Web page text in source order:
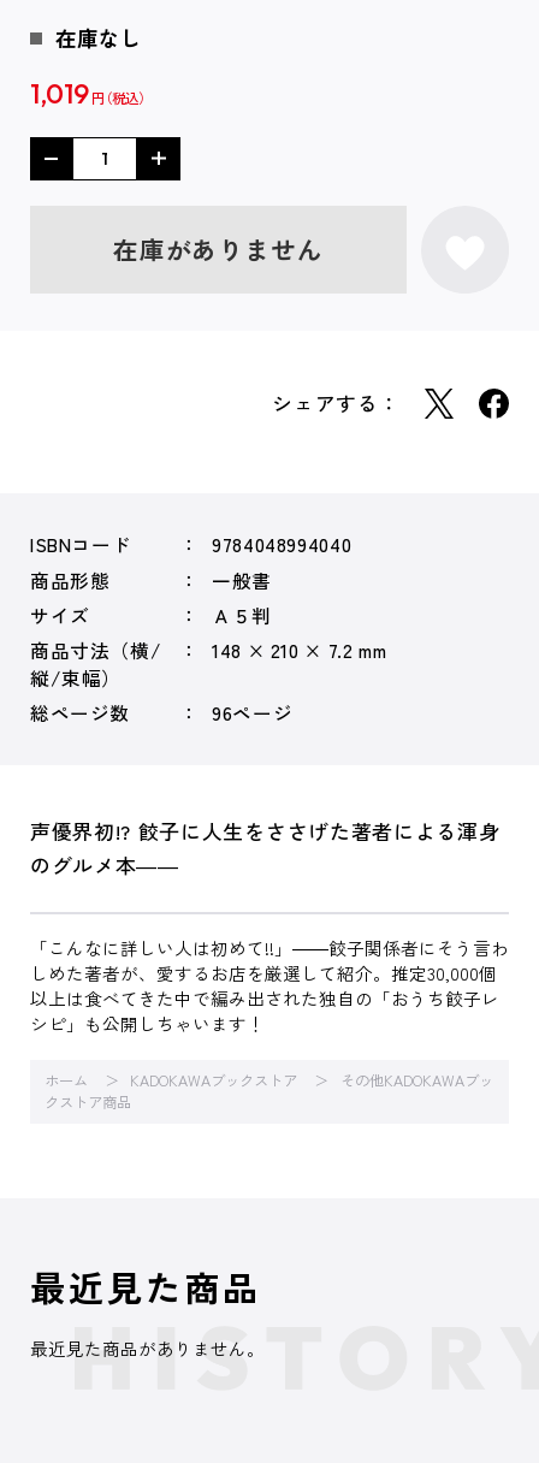
在庫なし
1,019 円
在庫がありません
シェアする：
ISBNコード
9784048994040
商品形態
一般書
サイズ
Ａ５判
商品寸法（横/
縦/束幅）
148 × 210 × 7.2 mm
総ページ数 96ページ
声優界初!? 餃子に人生をささげた著者による渾身
のグルメ本――
「こんなに詳しい人は初めて!!」――餃子関係者にそう言わ
しめた著者が、愛するお店を厳選して紹介。推定30,000個
以上は食べてきた中で編み出された独自の「おうち餃子レ
シピ」も公開しちゃいます！
ホーム KADOKAWAブックストア
その他KADOKAWAブッ
クストア商品
最近見た商品
最近見た商品がありません。